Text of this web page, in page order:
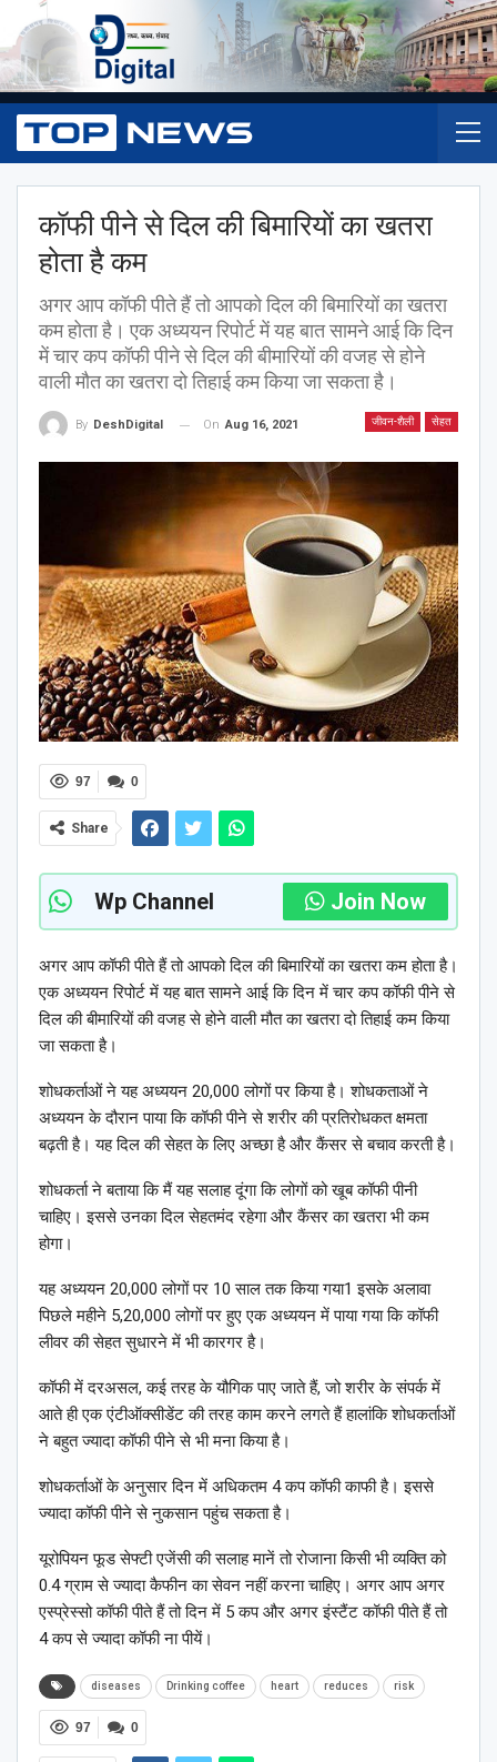
कॉफी पीने से दिल की बिमारियों का खतरा
होता है कम
अगर आप कॉफी पीते हैं तो आपको दिल की बिमारियों का खतरा
कम होता है। एक अध्ययन रिपोर्ट में यह बात सामने आई कि दिन
में चार कप कॉफी पीने से दिल की बीमारियों की वजह से होने
वाली मौत का खतरा दो तिहाई कम किया जा सकता है।
जीवन-शैली सेहत
By DeshDigital On Aug 16, 2021
0
97
Share
Wp Channel Join Now
अगर आप कॉफी पीते हैं तो आपको दिल की बिमारियों का खतरा कम होता है।
एक अध्ययन रिपोर्ट में यह बात सामने आई कि दिन में चार कप कॉफी पीने से
दिल की बीमारियों की वजह से होने वाली मौत का खतरा दो तिहाई कम किया
जा सकता है।
शोधकर्ताओं ने यह अध्ययन 20,000 लोगों पर किया है। शोधकताओं ने
अध्ययन के दौरान पाया कि कॉफी पीने से शरीर की प्रतिरोधकत क्षमता
बढ़ती है। यह दिल की सेहत के लिए अच्छा है और कैंसर से बचाव करती है।
शोधकर्ता ने बताया कि मैं यह सलाह दूंगा कि लोगों को खूब कॉफी पीनी
चाहिए। इससे उनका दिल सेहतमंद रहेगा और कैंसर का खतरा भी कम
होगा।
यह अध्ययन 20,000 लोगों पर 10 साल तक किया गया1 इसके अलावा
पिछले महीने 5,20,000 लोगों पर हुए एक अध्ययन में पाया गया कि कॉफी
लीवर की सेहत सुधारने में भी कारगर है।
कॉफी में दरअसल, कई तरह के यौगिक पाए जाते हैं, जो शरीर के संपर्क में
आते ही एक एंटीऑक्सीडेंट की तरह काम करने लगते हैं हालांकि शोधकर्ताओं
ने बहुत ज्यादा कॉफी पीने से भी मना किया है।
शोधकर्ताओं के अनुसार दिन में अध‍िकतम 4 कप कॉफी काफी है। इससे
ज्यादा कॉफी पीने से नुकसान पहुंच सकता है।
यूरोपियन फूड सेफ्टी एजेंसी की सलाह मानें तो रोजाना किसी भी व्यक्त‍ि को
0.4 ग्राम से ज्यादा कैफीन का सेवन नहीं करना चाहिए। अगर आप अगर
एस्प्रेस्सो कॉफी पीते हैं तो दिन में 5 कप और अगर इंस्टैंट कॉफी पीते हैं तो
4 कप से ज्यादा कॉफी ना पीयें।
diseases Drinking coffee heart reduces risk
0
97